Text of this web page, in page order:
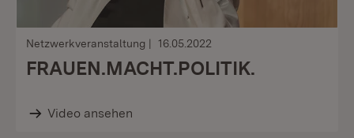
Netzwerkveranstaltung 16.05.2022
FRAUEN.MACHT.POLITIK.
Video ansehen